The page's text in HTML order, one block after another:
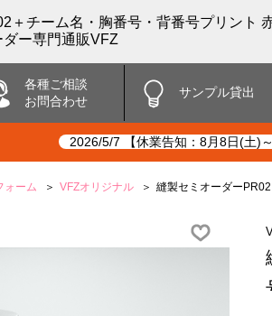
＋チーム名・胸番号・背番号プリント
ー専門通販VFZ
各種ご相談
お問合わせ
サンプル貸出
2026/5/7 【休業告知：8月8日(土)
ォーム VFZオリジナル 縫製セミオーダー